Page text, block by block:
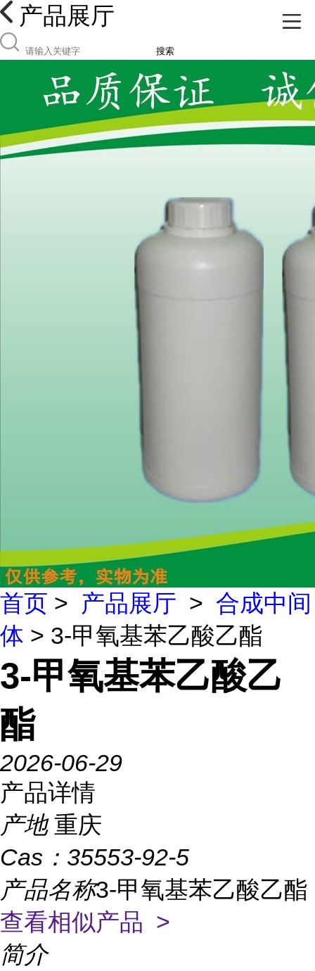
产品展厅
搜索
首页 > 产品展厅 > 合成中间
体 > 3-甲氧基苯乙酸乙酯
3-甲氧基苯乙酸乙
酯
2026-06-29
产品详情
产地 重庆
Cas： 35553-92-5
产品名称3-甲氧基苯乙酸乙酯
查看相似产品 >
简介